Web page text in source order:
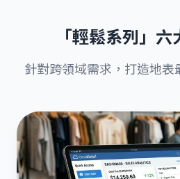
「輕鬆系列」
針對跨領域需求，打造地